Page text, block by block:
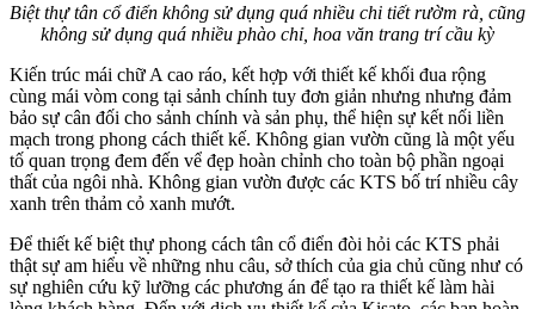
Biệt thự tân cổ điển không sử dụng quá nhiều chi tiết rườm rà, cũng
không sử dụng quá nhiều phào chỉ, hoa văn trang trí cầu kỳ
Kiến trúc mái chữ A cao ráo, kết hợp với thiết kế khối đua rộng
cùng mái vòm cong tại sảnh chính tuy đơn giản nhưng nhưng đảm
bảo sự cân đối cho sảnh chính và sản phụ, thể hiện sự kết nối liền
mạch trong phong cách thiết kế. Không gian vườn cũng là một yếu
tố quan trọng đem đến vể đẹp hoàn chỉnh cho toàn bộ phần ngoại
thất của ngôi nhà. Không gian vườn được các KTS bố trí nhiều cây
xanh trên thảm cỏ xanh mướt.
Để thiết kế biệt thự phong cách tân cổ điển đòi hỏi các KTS phải
thật sự am hiểu về những nhu câu, sở thích của gia chủ cũng như có
sự nghiên cứu kỹ lưỡng các phương án để tạo ra thiết kế làm hài